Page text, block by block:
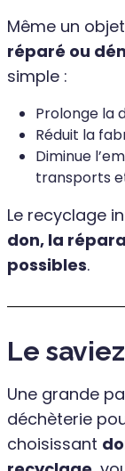
Même un
réparé ou
simple :
Prolonge la
Réduit la
Diminue
transports
Le recyclage
don, la
possibles.
Le
Une grande
déchèterie
choisissant